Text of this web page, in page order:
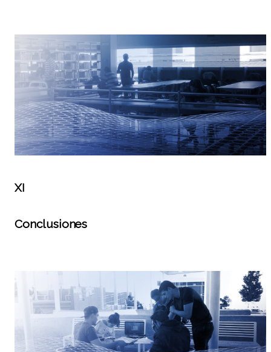
XI
Conclusiones